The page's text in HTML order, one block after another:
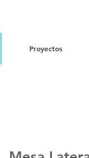
Proyectos